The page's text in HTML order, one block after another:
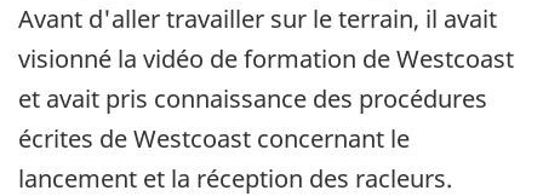
Avant d'aller travailler sur le terrain, il avait
visionné la vidéo de formation de Westcoast
et avait pris connaissance des procédures
écrites de Westcoast concernant le
lancement et la réception des racleurs.